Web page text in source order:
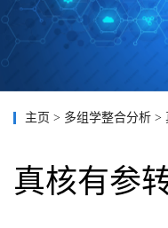
主页 > 多组学整合分析 >
真核有参